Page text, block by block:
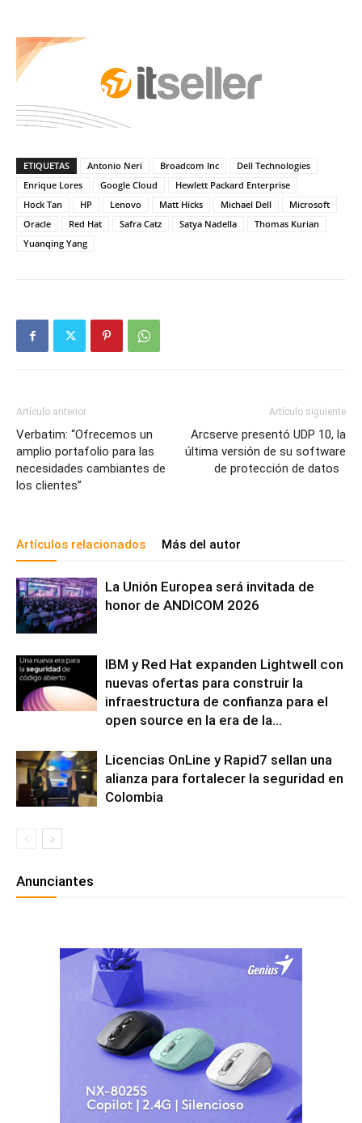
ETIQUETAS Antonio Neri Broadcom Inc
Dell Technologies
Enrique Lores
Google Cloud
Hewlett Packard Enterprise
Hock Tan
HP Lenovo Matt Hicks Michael Dell
Microsoft
Oracle
Red Hat Safra Catz Satya Nadella
Thomas Kurian
Yuanqing Yang
Artículo anterior
Verbatim: “Ofrecemos un
amplio portafolio para las
necesidades cambiantes de
los clientes”
Artículo siguiente
Arcserve presentó UDP 10, la
última versión de su software
de protección de datos
Artículos relacionados Más del autor
La Unión Europea será invitada de
honor de ANDICOM 2026
IBM y Red Hat expanden Lightwell con
nuevas ofertas para construir la
infraestructura de confianza para el
open source en la era de la...
Licencias OnLine y Rapid7 sellan una
alianza para fortalecer la seguridad en
Colombia
Anunciantes